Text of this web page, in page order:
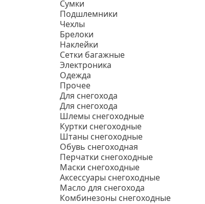
Сумки
Подшлемники
Чехлы
Брелоки
Наклейки
Сетки багажные
Электроника
Одежда
Прочее
Для снегохода
Для снегохода
Шлемы снегоходные
Куртки снегоходные
Штаны снегоходные
Обувь снегоходная
Перчатки снегоходные
Маски снегоходные
Аксессуары снегоходные
Масло для снегохода
Комбинезоны снегоходные